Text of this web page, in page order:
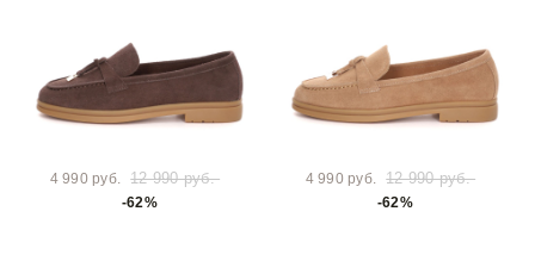
4 990 руб. 12 990 руб.
-62%
4 990 руб. 12 990 руб.
-62%